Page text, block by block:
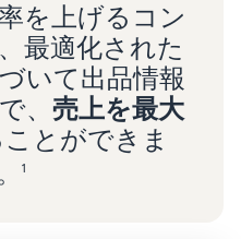
を上げるコン
最適化された
いて出品情報
、 売上を最大
とができま
1